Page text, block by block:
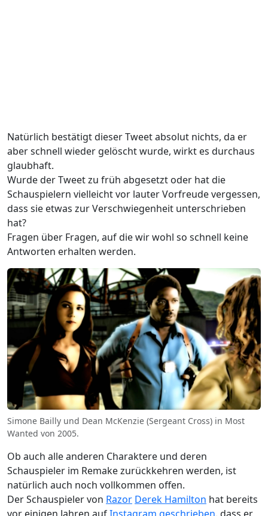
Natürlich bestätigt dieser Tweet absolut nichts, da er
aber schnell wieder gelöscht wurde, wirkt es durchaus
glaubhaft.
Wurde der Tweet zu früh abgesetzt oder hat die
Schauspielern vielleicht vor lauter Vorfreude vergessen,
dass sie etwas zur Verschwiegenheit unterschrieben
hat?
Fragen über Fragen, auf die wir wohl so schnell keine
Antworten erhalten werden.
Simone Bailly und Dean McKenzie (Sergeant Cross) in Most
Wanted von 2005.
Ob auch alle anderen Charaktere und deren
Schauspieler im Remake zurückkehren werden, ist
natürlich auch noch vollkommen offen.
Der Schauspieler von Razor Derek Hamilton hat bereits